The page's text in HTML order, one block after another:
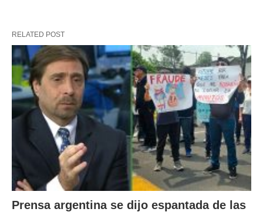
RELATED POST
Prensa argentina se dijo espantada de las